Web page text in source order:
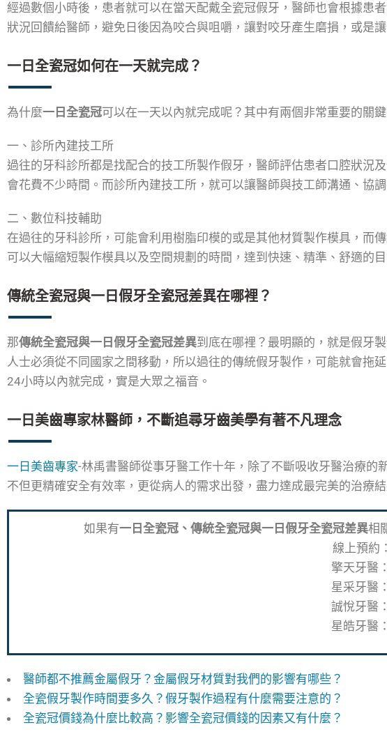
經過數個小時後，患者就可以在當天配戴全瓷冠假牙，醫師也會根據患
狀況回饋給醫師，避免日後因為咬合與咀嚼，讓對咬牙產生磨損，或是讓
一日全瓷冠如何在一天就完成？
為什麼一日全瓷冠可以在一天以內就完成呢？其中有兩個非常重要的關鍵
一、診所內建技工所
過往的牙科診所都是找配合的技工所製作假牙，醫師評估患者口腔狀況
會花費不少時間。而診所內建技工所，就可以讓醫師與技工師溝通、協
二、數位科技輔助
在過往的牙科診所，可能會利用樹脂印模的或是其他材質製作模具，而
可以大幅縮短製作模具以及空間規劃的時間，達到快速、精準、舒適的目
傳統全瓷冠與一日假牙全瓷冠差異在哪裡？
那傳統全瓷冠與一日假牙全瓷冠差異到底在哪裡？最明顯的，就是假牙
人士必須從不同國家之間移動，所以過往的傳統假牙製作，可能就會拖
24小時以內就完成，實是大眾之福音。
一日美齒專家林醫師，不斷追尋牙齒美學有著不凡理念
一日美齒專家-林禹書醫師從事牙醫工作十年，除了不斷吸收牙醫治療
不但更精確安全有效率，更從病人的需求出發，盡力達成最完美的治療
如果有一日全瓷冠、傳統全瓷冠與一日假牙全瓷冠差異相
線上預約：
擎天牙醫：
星采牙醫：
誠悅牙醫：
星皓牙醫：
醫師都不推薦金屬假牙？金屬假牙材質對我們的影響有哪些？
全瓷假牙製作時間要多久？假牙製作過程有什麼需要注意的？
全瓷冠價錢為什麼比較高？影響全瓷冠價錢的因素又有什麼？